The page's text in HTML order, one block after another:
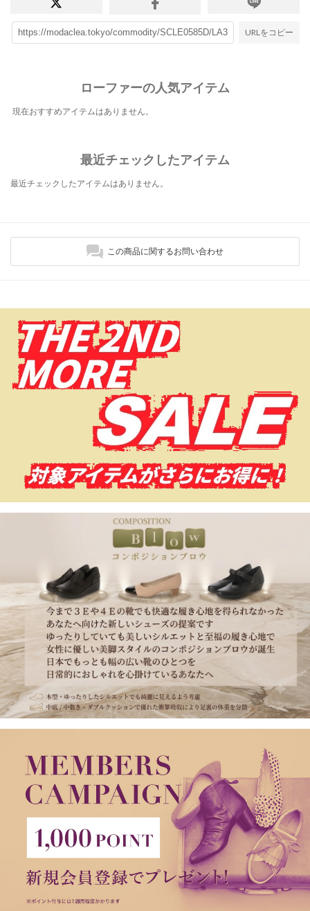
URLをコピー
ローファーの人気アイテム
現在おすすめアイテムはありません。
最近チェックしたアイテム
最近チェックしたアイテムはありません。
この商品に関するお問い合わせ